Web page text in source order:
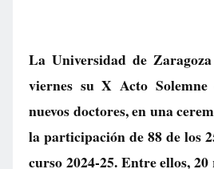
La Universidad de
viernes su X Acto
nuevos doctores, en una
la participación de 88 de los
curso 2024-25. Entre ellos,